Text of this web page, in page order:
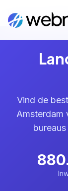
Home
Vind de
Amsterdam